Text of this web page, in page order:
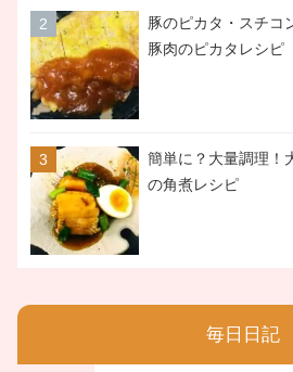
豚のピカタ・スチコ
豚肉のピカタレシピ
簡単に？大量調理！
の角煮レシピ
毎日日記